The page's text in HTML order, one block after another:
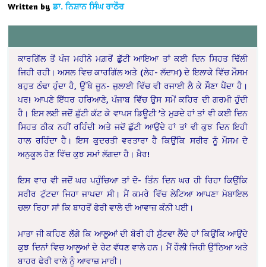
Written by ਡਾ. ਨਿਸ਼ਾਨ ਸਿੰਘ ਰਾਠੌਰ
ਕਾਰਗਿੱਲ ਤੋਂ ਪੰਜ ਮਹੀਨੇ ਮਗ਼ਰੋਂ ਛੁੱਟੀ ਆਇਆ ਤਾਂ ਕਈ ਦਿਨ ਸਿਹਤ ਢਿੱਲੀ
ਜਿਹੀ ਰਹੀ। ਅਸਲ ਵਿਚ ਕਾਰਗਿੱਲ ਅਤੇ (ਲੇਹ- ਲੱਦਾਖ਼) ਦੇ ਇਲਾਕੇ ਵਿੱਚ ਮੌਸਮ
ਬਹੁਤ ਠੰਢਾ ਹੁੰਦਾ ਹੈ, ਉੱਥੇ ਜੂਨ- ਜੁਲਾਈ ਵਿੱਚ ਵੀ ਰਜਾਈ ਲੈ ਕੇ ਸੌਣਾ ਪੈਂਦਾ ਹੈ।
ਪਰ! ਆਪਣੇ ਇੱਧਰ ਹਰਿਆਣੇ, ਪੰਜਾਬ ਵਿੱਚ ਉਸ ਸਮੇਂ ਕਹਿਰ ਦੀ ਗਰਮੀ ਹੁੰਦੀ
ਹੈ। ਇਸ ਲਈ ਜਦੋਂ ਛੁੱਟੀ ਕੱਟ ਕੇ ਵਾਪਸ ਡਿਊਟੀ ’ਤੇ ਮੁੜਦੇ ਹਾਂ ਤਾਂ ਵੀ ਕਈ ਦਿਨ
ਸਿਹਤ ਠੀਕ ਨਹੀਂ ਰਹਿੰਦੀ ਅਤੇ ਜਦੋਂ ਛੁੱਟੀ ਆਉਂਦੇ ਹਾਂ ਤਾਂ ਵੀ ਕੁਝ ਦਿਨ ਇਹੀ
ਹਾਲ ਰਹਿੰਦਾ ਹੈ। ਇਸ ਕੁਦਰਤੀ ਵਰਤਾਰਾ ਹੈ ਕਿਉਂਕਿ ਸਰੀਰ ਨੂੰ ਮੌਸਮ ਦੇ
ਅਨੁਕੂਲ ਹੋਣ ਵਿੱਚ ਕੁਝ ਸਮਾਂ ਲੱਗਦਾ ਹੈ। ਖ਼ੈਰ!
ਇਸ ਵਾਰ ਵੀ ਜਦੋਂ ਘਰ ਪਹੁੰਚਿਆ ਤਾਂ ਦੋ- ਤਿੰਨ ਦਿਨ ਘਰ ਹੀ ਰਿਹਾ ਕਿਉਂਕਿ
ਸਰੀਰ ਟੁੱਟਦਾ ਜਿਹਾ ਜਾਪਦਾ ਸੀ। ਮੈਂ ਕਮਰੇ ਵਿੱਚ ਲੇਟਿਆ ਆਪਣਾ ਮੋਬਾਇਲ
ਚਲਾ ਰਿਹਾ ਸਾਂ ਕਿ ਬਾਹਰੋਂ ਫੇਰੀ ਵਾਲੇ ਦੀ ਆਵਾਜ਼ ਕੰਨੀ ਪਈ।
ਮਾਤਾ ਜੀ ਕਹਿਣ ਲੱਗੇ ਕਿ ਆਲੂਆਂ ਦੀ ਬੋਰੀ ਹੀ ਸੁੱਟਵਾ ਲੈਂਦੇ ਹਾਂ ਕਿਉਂਕਿ ਆਉਂਦੇ
ਕੁਝ ਦਿਨਾਂ ਵਿਚ ਆਲੂਆਂ ਦੇ ਰੇਟ ਵੱਧਣ ਵਾਲੇ ਹਨ। ਮੈਂ ਹੌਲੀ ਜਿਹੀ ਉੱਠਿਆ ਅਤੇ
ਬਾਹਰ ਫੇਰੀ ਵਾਲੇ ਨੂੰ ਆਵਾਜ਼ ਮਾਰੀ।